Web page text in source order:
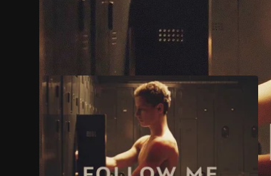
剧照 推荐影片 剧情介绍